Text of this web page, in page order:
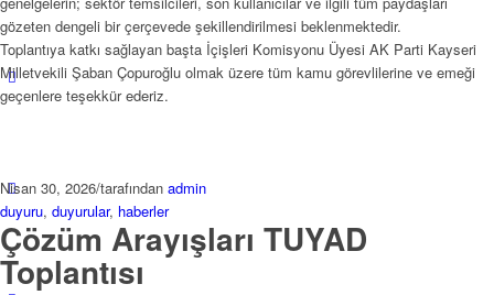
gözeten dengeli bir çerçevede şekillendirilmesi beklenmektedir.
Toplantıya katkı sağlayan başta İçişleri Komisyonu Üyesi AK Parti Kayseri
Milletvekili Şaban Çopuroğlu olmak üzere tüm kamu görevlilerine ve emeği
geçenlere teşekkür ederiz.
Nisan 30, 2026/tarafından admin
duyuru, duyurular, haberler
Çözüm Arayışları TUYAD
Toplantısı